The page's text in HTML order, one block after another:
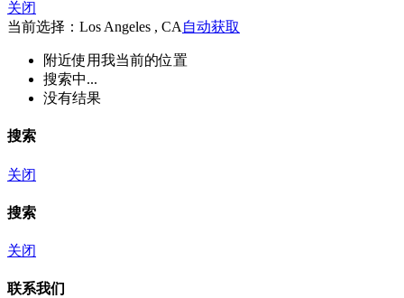
关闭
当前选择：Los Angeles , CA 自动获取
附近使用我当前的位置
搜索中...
没有结果
搜索
关闭
搜索
关闭
联系我们